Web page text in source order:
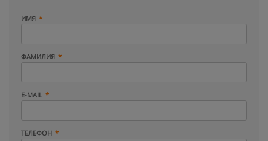
ИМЯ
ФАМИЛИЯ
E-MAIL
ТЕЛЕФОН